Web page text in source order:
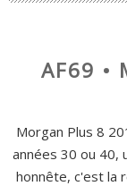
AF69 •
Morgan Plus 8
années 30 ou 40,
honnête, c'est la